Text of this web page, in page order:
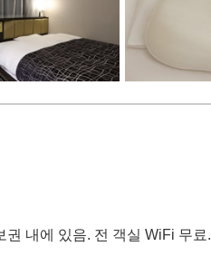
내에 있음. 전 객실 WiFi 무료.